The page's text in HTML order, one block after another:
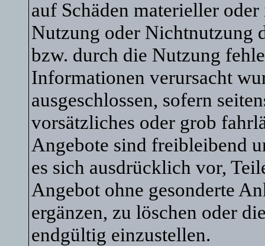
auf Schäden materieller
Nutzung oder Nichtnutzung
bzw. durch die Nutzung
Informationen verursacht
ausgeschlossen, sofern
vorsätzliches oder grob
Angebote sind freibleibend
es sich ausdrücklich vor,
Angebot ohne gesonderte
ergänzen, zu löschen oder
endgültig einzustellen.